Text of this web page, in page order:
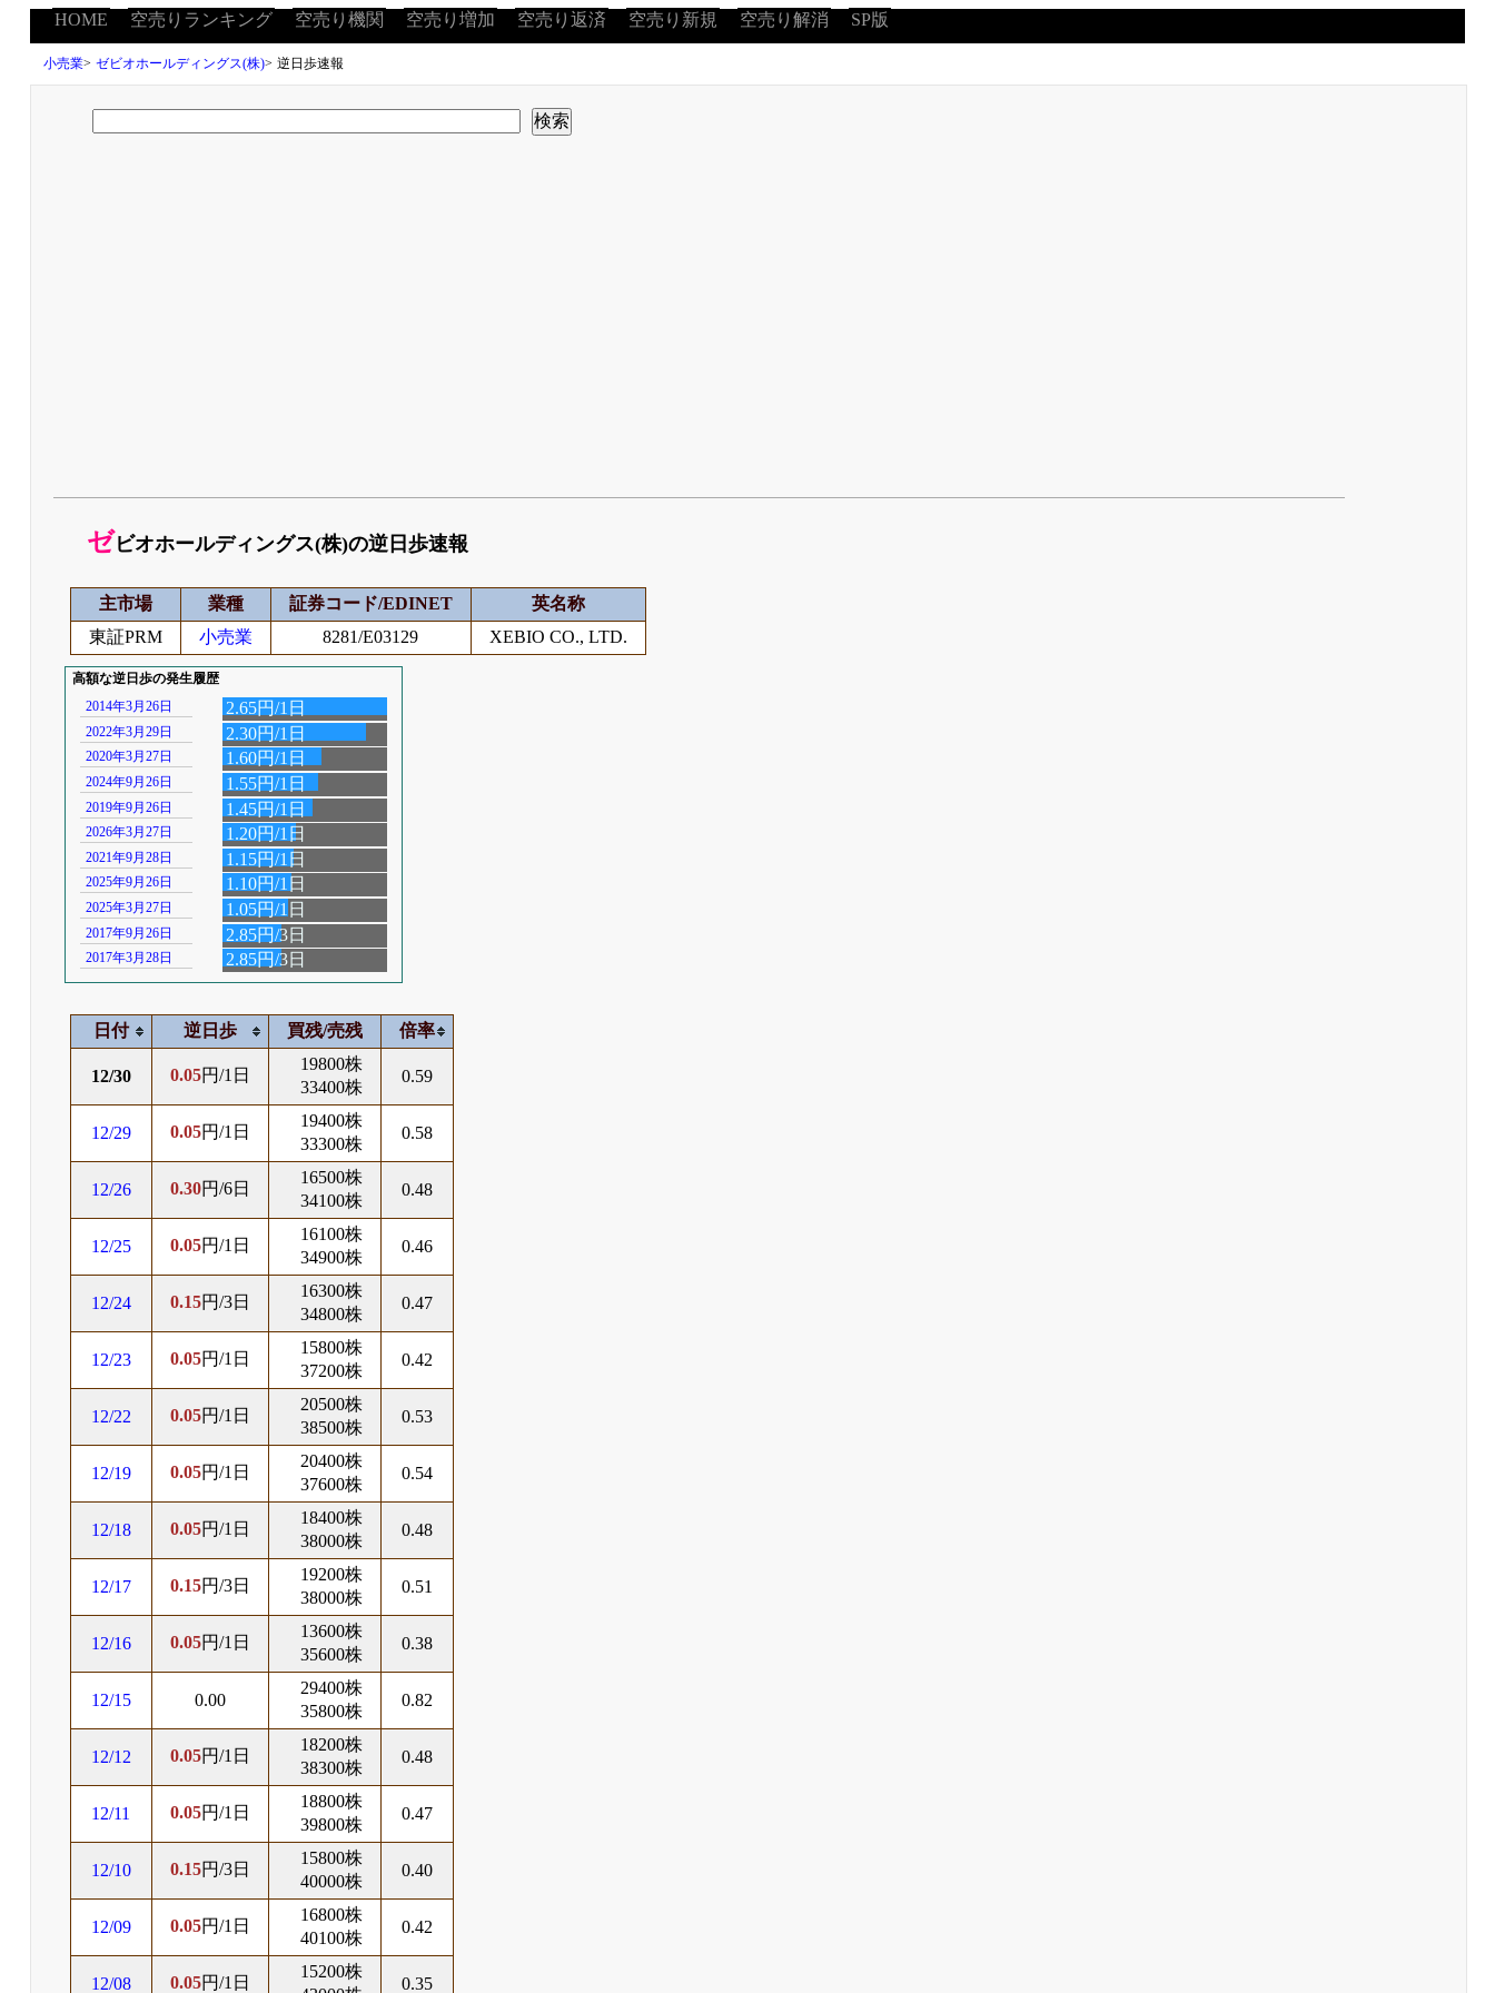
HOME 空売りランキング 空売り機関 空売り増加 空売り返済 空売り新規 空売り解消 SP版
小売業> ゼビオホールディングス(株)> 逆日歩速報
ゼビオホールディングス(株)の逆日歩速報
主市場 業種 証券コード/EDINET
英名称
東証PRM
小売業 8281/E03129 XEBIO CO., LTD.
高額な逆日歩の発生履歴
2014年3月26日
2.65円/1日
2022年3月29日 2.30円/1日
2020年3月27日 1.60円/1日
2024年9月26日 1.55円/1日
2019年9月26日 1.45円/1日
2026年3月27日 1.20円/1日
2021年9月28日 1.15円/1日
2025年9月26日 1.10円/1日
2025年3月27日 1.05円/1日
2017年9月26日 2.85円/3日
2017年3月28日 2.85円/3日
日付 逆日歩 買残/売残 倍率
12/30 0.05円/1日
19800株
33400株
0.59
12/29 0.05円/1日
19400株
33300株
0.58
12/26 0.30円/6日
16500株
34100株
0.48
12/25 0.05円/1日
16100株
34900株
0.46
12/24 0.15円/3日
16300株
34800株
0.47
12/23 0.05円/1日
15800株
37200株
0.42
12/22 0.05円/1日
20500株
38500株
0.53
12/19 0.05円/1日
20400株
37600株
0.54
12/18 0.05円/1日
18400株
38000株
0.48
12/17 0.15円/3日
19200株
38000株
0.51
12/16 0.05円/1日
13600株
35600株
0.38
12/15 0.00
29400株
35800株
0.82
12/12 0.05円/1日
18200株
38300株
0.48
12/11 0.05円/1日
18800株
39800株
0.47
12/10 0.15円/3日
15800株
40000株
0.40
12/09 0.05円/1日
16800株
40100株
0.42
12/08 0.05円/1日
15200株
0.35